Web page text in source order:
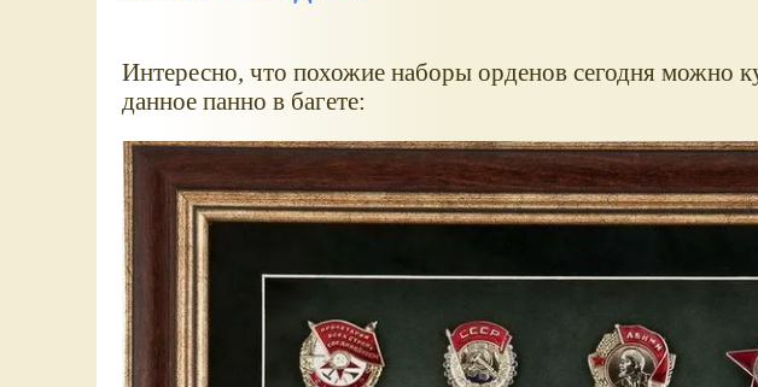
Интересно, что похожие наборы орденов сегодня можно
данное панно в багете: